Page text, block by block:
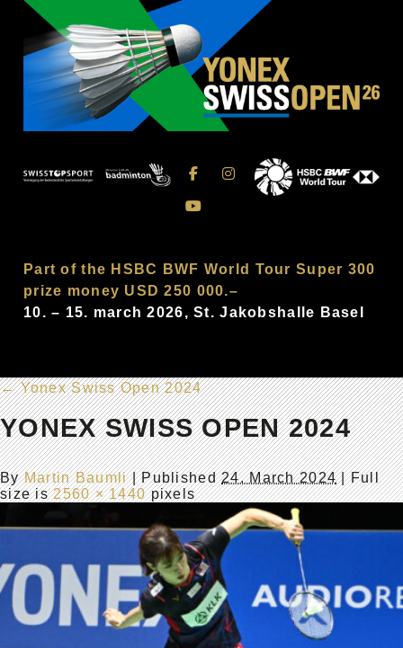
Part of the HSBC BWF World Tour Super 300
prize money USD 250 000.–
10. – 15. march 2026, St. Jakobshalle Basel
←Yonex Swiss Open 2024
YONEX SWISS OPEN 2024
ByMartin Baumli |Published24. March 2024| Full
size is2560 × 1440pixels